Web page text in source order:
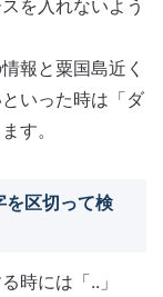
を入れないよう
報と粟国島近く
いった時は「ダ
す。
区切って検
時には「..」